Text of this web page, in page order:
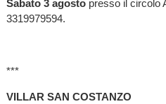
Sabato 3 agostopresso il circolo
3319979594.
***
VILLAR SAN COSTANZO